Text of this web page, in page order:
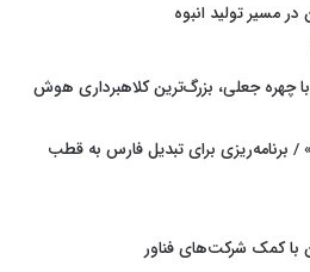
مسیر تولید انبوه
دلاری با چهره جعلی، بزرگ‌ترین کلاهبرداری هوش
/ برنامه‌ریزی برای تبدیل فارس به قطب
با کمک شرکت‌های فناور